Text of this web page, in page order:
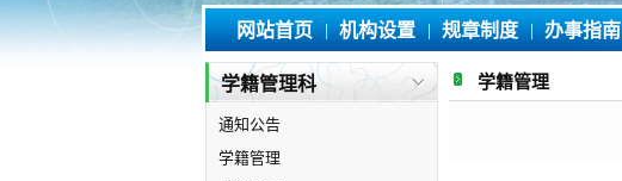
网站首页 | 机构设置 | 规章制度 | 办事指南
学籍管理科
通知公告
学籍管理
学籍管理